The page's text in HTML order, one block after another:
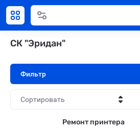
СК "Эридан"
Фильтр
Сортировать
Ремонт принтера